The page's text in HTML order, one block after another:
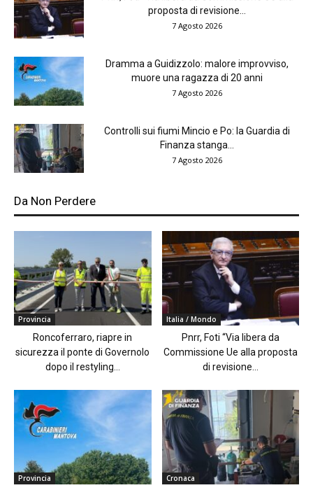
proposta di revisione...
7 Agosto 2026
Dramma a Guidizzolo: malore improvviso,
muore una ragazza di 20 anni
7 Agosto 2026
Controlli sui fiumi Mincio e Po: la Guardia di
Finanza stanga...
7 Agosto 2026
Da Non Perdere
Provincia
Roncoferraro, riapre in
sicurezza il ponte di Governolo
dopo il restyling...
Italia / Mondo
Pnrr, Foti “Via libera da
Commissione Ue alla proposta
di revisione...
Provincia Cronaca